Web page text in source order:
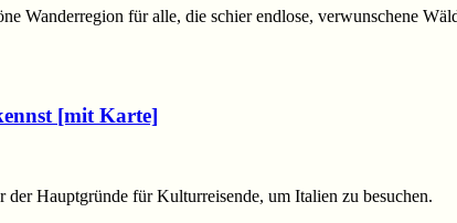
Wanderregion für alle, die schier endlose, verwunschene
[mit Karte]
Hauptgründe für Kulturreisende, um Italien zu besuchen.